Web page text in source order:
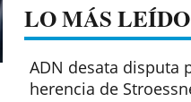
LO MÁS LEÍDO
ADN desata disputa
herencia de